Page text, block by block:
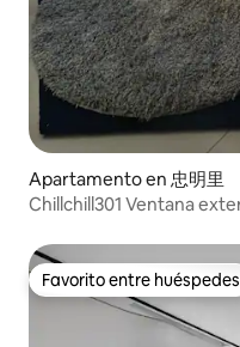
Apartamento en 忠明里
Chillchill301 Ventana exterior, refrigerador, cama doble,
Favorito entre huéspedes
Favorito entre huéspedes